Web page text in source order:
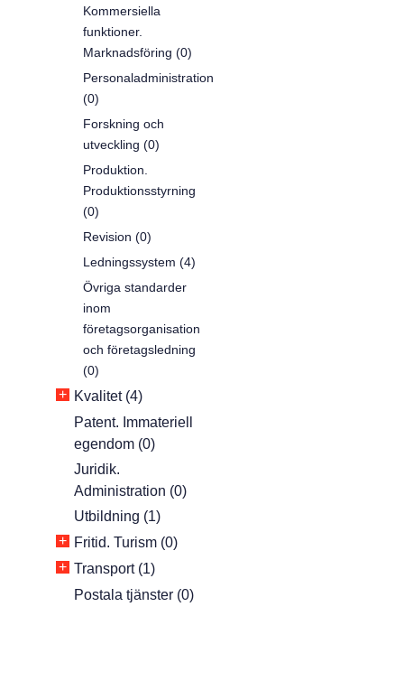
Kommersiella
funktioner.
Marknadsföring (0)
Personaladministration
(0)
Forskning och
utveckling (0)
Produktion.
Produktionsstyrning
(0)
Revision (0)
Ledningssystem (4)
Övriga standarder
inom
företagsorganisation
och företagsledning
(0)
+ Kvalitet (4)
Patent. Immateriell
egendom (0)
Juridik.
Administration (0)
Utbildning (1)
+ Fritid. Turism (0)
+ Transport (1)
Postala tjänster (0)